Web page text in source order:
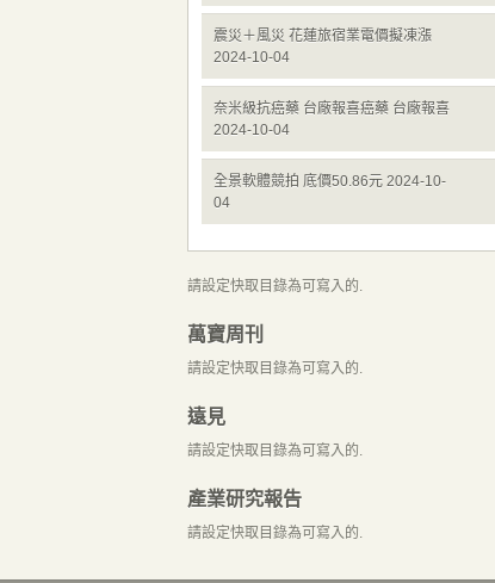
震災＋風災 花蓮旅宿業電價擬凍漲
2024-10-04
奈米級抗癌藥 台廠報喜癌藥 台廠報喜
2024-10-04
全景軟體競拍 底價50.86元 2024-10-
04
請設定快取目錄為可寫入的.
萬寶周刊
請設定快取目錄為可寫入的.
遠見
請設定快取目錄為可寫入的.
產業研究報告
請設定快取目錄為可寫入的.